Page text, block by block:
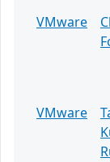
VMware
VMware